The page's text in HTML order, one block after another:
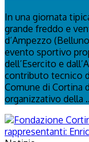
In una giornata
grande freddo e
d’Ampezzo
evento sportivo
dell’Esercito e
contributo tecnico
Comune di Cortina
organizzativo della ..